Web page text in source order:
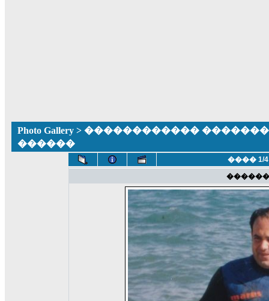
Photo Gallery > ������������ ��������
������
���� 1/4
������